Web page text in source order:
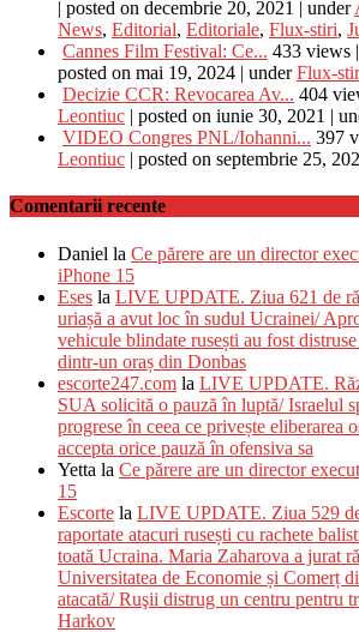
| posted on decembrie 20, 2021 | under
News, Editorial, Editoriale, Flux-stiri,
Cannes Film Festival: Ce... 433 views |
posted on mai 19, 2024 | underFlux-
Decizie CCR: Revocarea Av... 404
Leontiuc | posted on iunie 30, 2021 |
VIDEO Congres PNL/Iohanni... 397
Leontiuc | posted on septembrie 25,
Comentarii recente
Daniel la Ce părere are un director
iPhone 15
Eses la LIVE UPDATE. Ziua 621 de
uriașă a avut loc în sudul Ucrainei/
vehicule blindate rusești au fost
dintr-un oraș din Donbas
escorte247.com la LIVE UPDATE.
SUA solicită o pauză în luptă/ Israelul
progrese în ceea ce privește eliberarea
accepta orice pauză în ofensiva sa
Yetta la Ce părere are un director
15
Escorte la LIVE UPDATE. Ziua 529
raportate atacuri rusești cu rachete
toată Ucraina. Maria Zaharova a jurat
Universitatea de Economie și Comerț
atacată/ Ruşii distrug un centru pentru
Harkov